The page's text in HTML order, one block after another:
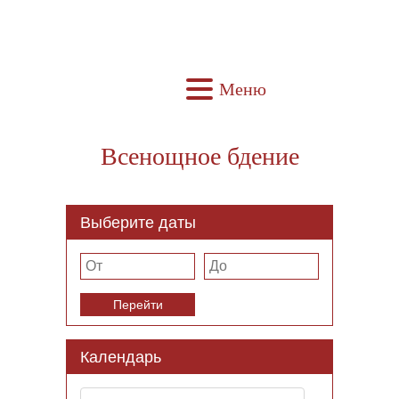
Меню
Всенощное бдение
Выберите даты
Перейти
Календарь